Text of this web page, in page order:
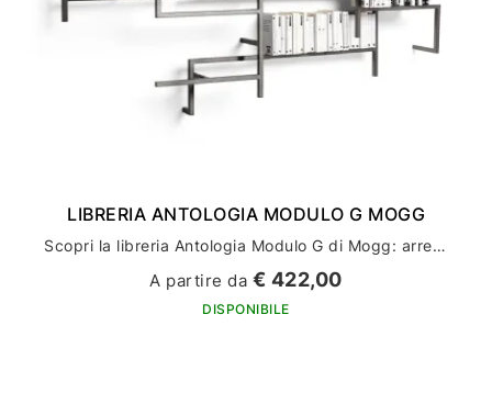
LIBRERIA ANTOLOGIA MODULO G MOGG
Scopri la libreria Antologia Modulo G di Mogg: arredamento casa di design e stile
A partire da € 422,00
DISPONIBILE